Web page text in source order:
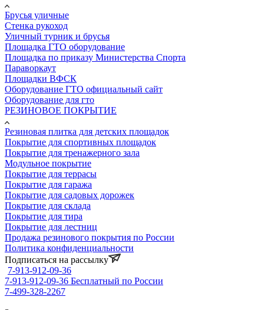
Брусья уличные
Стенка рукоход
Уличный турник и брусья
Площадка ГТО оборудование
Площадка по приказу Министерства Спорта
Параворкаут
Площадки ВФСК
Оборудование ГТО официальный сайт
Оборудование для гто
РЕЗИНОВОЕ ПОКРЫТИЕ
Резиновая плитка для детских площадок
Покрытие для спортивных площадок
Покрытие для тренажерного зала
Модульное покрытие
Покрытие для террасы
Покрытие для гаража
Покрытие для садовых дорожек
Покрытие для склада
Покрытие для тира
Покрытие для лестниц
Продажа резинового покрытия по России
Политика конфиденциальности
Подписаться на рассылку
7-913-912-09-36
7-913-912-09-36 Бесплатный по России
7-499-328-2267